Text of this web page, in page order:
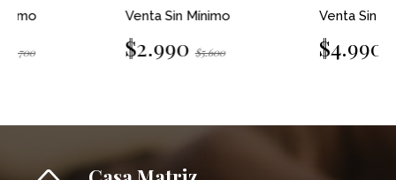
Venta Sin Mínimo
$2.990
Venta Sin Mínimo
$4.990